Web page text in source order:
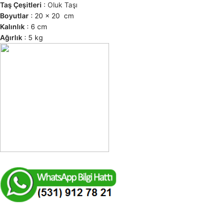
Taş Çeşitleri : Oluk Taşı
Boyutlar : 20 × 20 cm
Kalınlık : 6 cm
Ağırlık : 5 kg